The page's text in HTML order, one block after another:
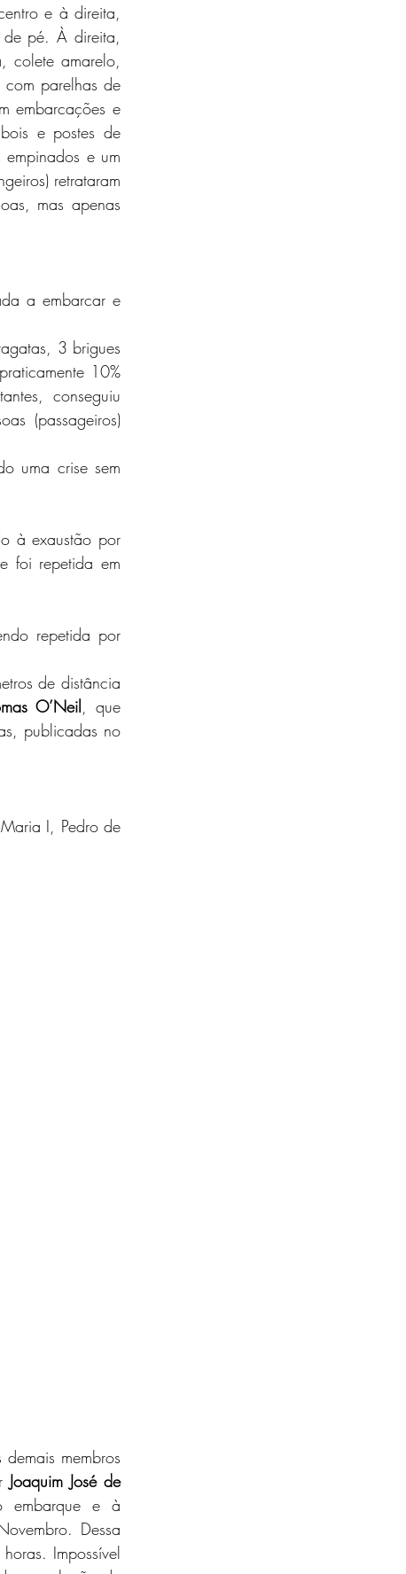
e à direita,
pé. À direita,
colete amarelo,
parelhas de
embarcações e
e postes de
e um
retrataram
mas apenas
a embarcar e
3 brigues
10%
conseguiu
(passageiros)
uma crise sem
à exaustão por
foi repetida em
repetida por
de distância
O’Neil , que
publicadas no
I, Pedro de
membros
Joaquim José de
embarque e à
Dessa
Impossível